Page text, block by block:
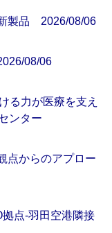
製品 2026/08/06
08/06
る力が医療を支え
ンター
点からのアプロー
点‐羽田空港隣接